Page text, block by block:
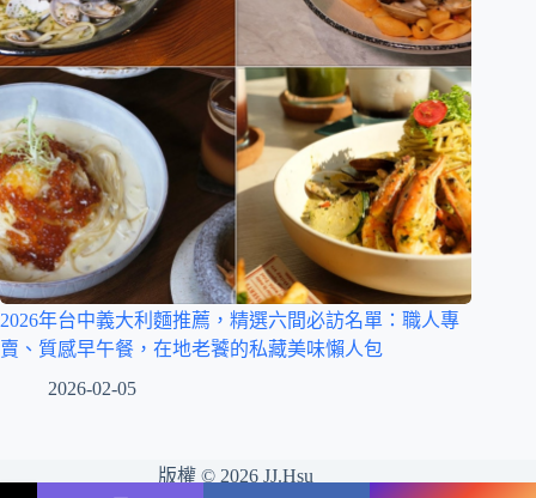
2026年台中義大利麵推薦，精選六間必訪名單：職人專
賣、質感早午餐，在地老饕的私藏美味懶人包
2026-02-05
版權 © 2026 JJ.Hsu